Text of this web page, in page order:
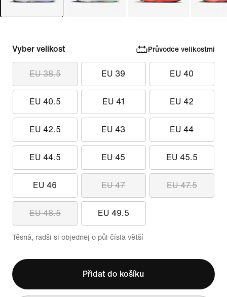
Vyber velikost Průvodce velikostmi
EU 38.5 EU 39 EU 40
EU 40.5 EU 41 EU 42
EU 42.5 EU 43 EU 44
EU 44.5 EU 45 EU 45.5
EU 46 EU 47 EU 47.5
EU 48.5 EU 49.5
Těsná, radši si objednej o půl čísla větší
Přidat do košíku